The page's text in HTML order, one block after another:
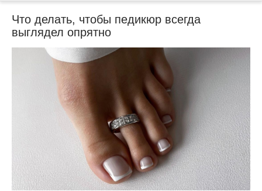
Что делать, чтобы педикюр всегда
выглядел опрятно